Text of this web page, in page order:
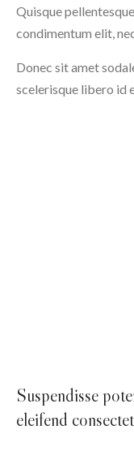
Quisque
condimentum elit,
Donec sit amet
scelerisque libero id
Suspendisse
eleifend